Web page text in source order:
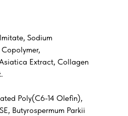
Sodium
Extract, Collagen
Poly(C6-14 Olefin),
Butyrospermum Parkii